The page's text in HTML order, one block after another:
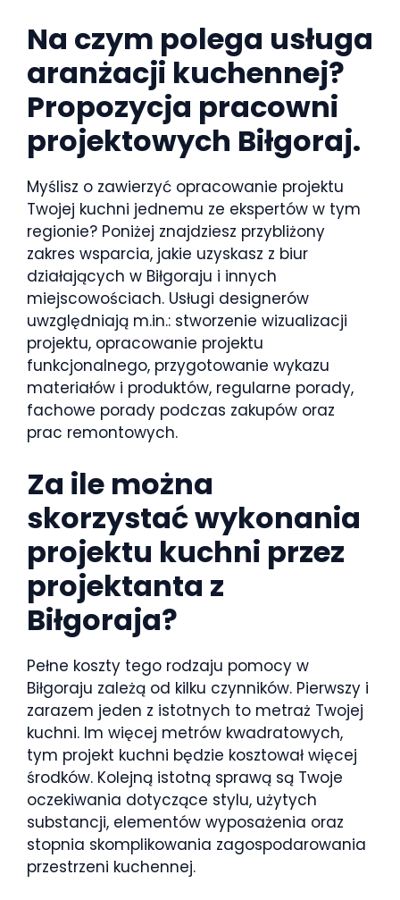
Na czym polega usługa
aranżacji kuchennej?
Propozycja pracowni
projektowych Biłgoraj.
Myślisz o zawierzyć opracowanie projektu
Twojej kuchni jednemu ze ekspertów w tym
regionie? Poniżej znajdziesz przybliżony
zakres wsparcia, jakie uzyskasz z biur
działających w Biłgoraju i innych
miejscowościach. Usługi designerów
uwzględniają m.in.: stworzenie wizualizacji
projektu, opracowanie projektu
funkcjonalnego, przygotowanie wykazu
materiałów i produktów, regularne porady,
fachowe porady podczas zakupów oraz
prac remontowych.
Za ile można
skorzystać wykonania
projektu kuchni przez
projektanta z
Biłgoraja?
Pełne koszty tego rodzaju pomocy w
Biłgoraju zależą od kilku czynników. Pierwszy i
zarazem jeden z istotnych to metraż Twojej
kuchni. Im więcej metrów kwadratowych,
tym projekt kuchni będzie kosztował więcej
środków. Kolejną istotną sprawą są Twoje
oczekiwania dotyczące stylu, użytych
substancji, elementów wyposażenia oraz
stopnia skomplikowania zagospodarowania
przestrzeni kuchennej.